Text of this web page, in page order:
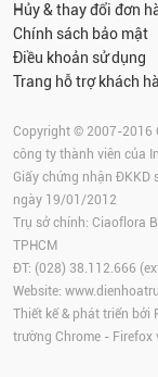
Hủy & thay đổi đơn
Chính sách bảo mật
Điều khoản sử dụng
Trang hỗ trợ khách
Copyright © 2007-2016
công ty thành viên của
Giấy chứng nhận ĐKKD
ngày 19/01/2012
Trụ sở chính: Ciaoflora
TPHCM
ĐT: (028) 38.112.666
Website:
Thiết kế & phát triển bởi
trường Chrome - Firefox